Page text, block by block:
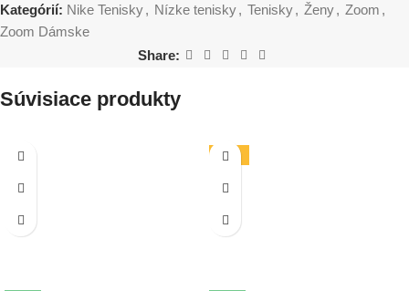
Kategórií: Nike Tenisky, Nízke tenisky, Tenisky, Ženy, Zoom ,
Zoom Dámske
Share:
Súvisiace produkty
-38%